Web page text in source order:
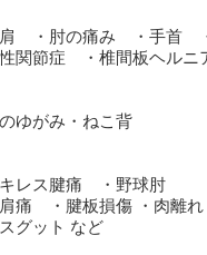
・肘の痛み ・手首
関節症 ・椎間板ヘルニ
ゆがみ・ねこ背
キレス腱痛 ・野球肘
肩痛 ・腱板損傷 ・肉離
グット など